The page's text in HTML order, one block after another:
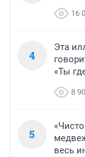
16
4
Эта
«Ты
8
5
весь